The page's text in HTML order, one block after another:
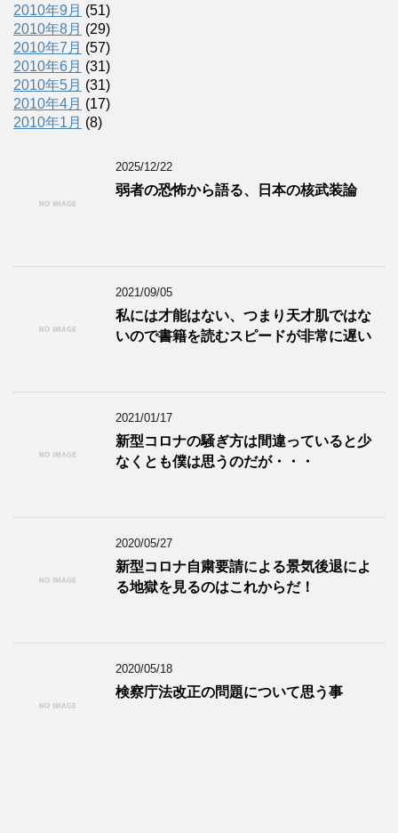
2010年9月 (51)
2010年8月 (29)
2010年7月 (57)
2010年6月 (31)
2010年5月 (31)
2010年4月 (17)
2010年1月 (8)
2025/12/22
弱者の恐怖から語る、日本の核武装論
2021/09/05
私には才能はない、つまり天才肌ではな
いので書籍を読むスピードが非常に遅い
2021/01/17
新型コロナの騒ぎ方は間違っていると少
なくとも僕は思うのだが・・・
2020/05/27
新型コロナ自粛要請による景気後退によ
る地獄を見るのはこれからだ！
2020/05/18
検察庁法改正の問題について思う事